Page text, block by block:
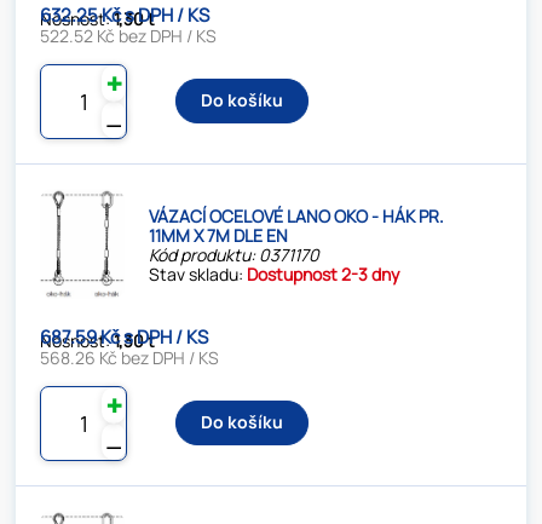
Nosnost:1,30 t
632.25 Kč s DPH / KS
522.52 Kč bez DPH / KS
⚊
✚
Do košíku
VÁZACÍ OCELOVÉ LANO OKO - HÁK PR.
11MM X 7M DLE EN
Kód produktu: 0371170
Stav skladu: Dostupnost 2-3 dny
Nosnost:1,30 t
687.59 Kč s DPH / KS
568.26 Kč bez DPH / KS
⚊
✚
Do košíku